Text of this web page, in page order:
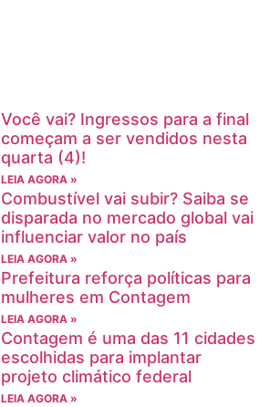
Você vai? Ingressos para a final
começam a ser vendidos nesta
quarta (4)!
LEIA AGORA »
Combustível vai subir? Saiba se
disparada no mercado global vai
influenciar valor no país
LEIA AGORA »
Prefeitura reforça políticas para
mulheres em Contagem
LEIA AGORA »
Contagem é uma das 11 cidades
escolhidas para implantar
projeto climático federal
LEIA AGORA »